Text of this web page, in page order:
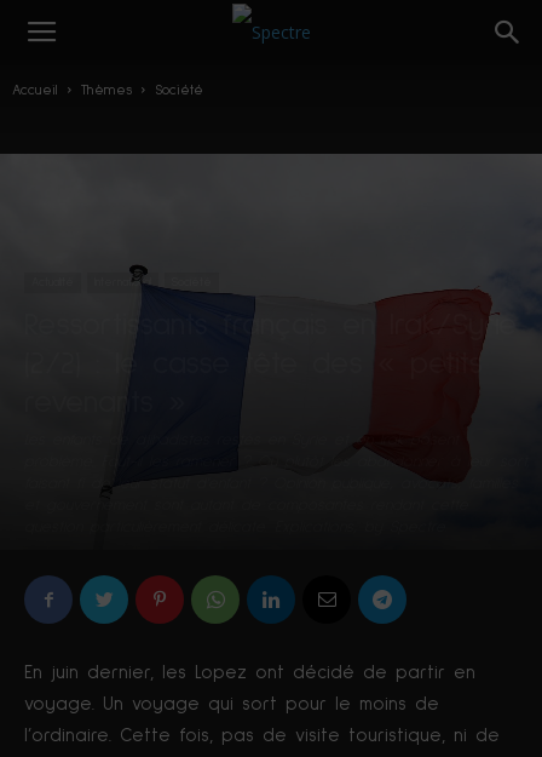
Accueil Thèmes Société
International
Ressortissants français en Irak/Syrie
(2/2) : le casse tête des « petits
problème. Faut-il les ramener ? Ou plutôt les abandonner à leur sort,
faisant fi de leur statut d'enfant ? Opinion publique, avocats, familles
En juin dernier, les Lopez ont décidé de partir en
voyage. Un voyage qui sort pour le moins de
l’ordinaire. Cette fois, pas de visite touristique, ni de